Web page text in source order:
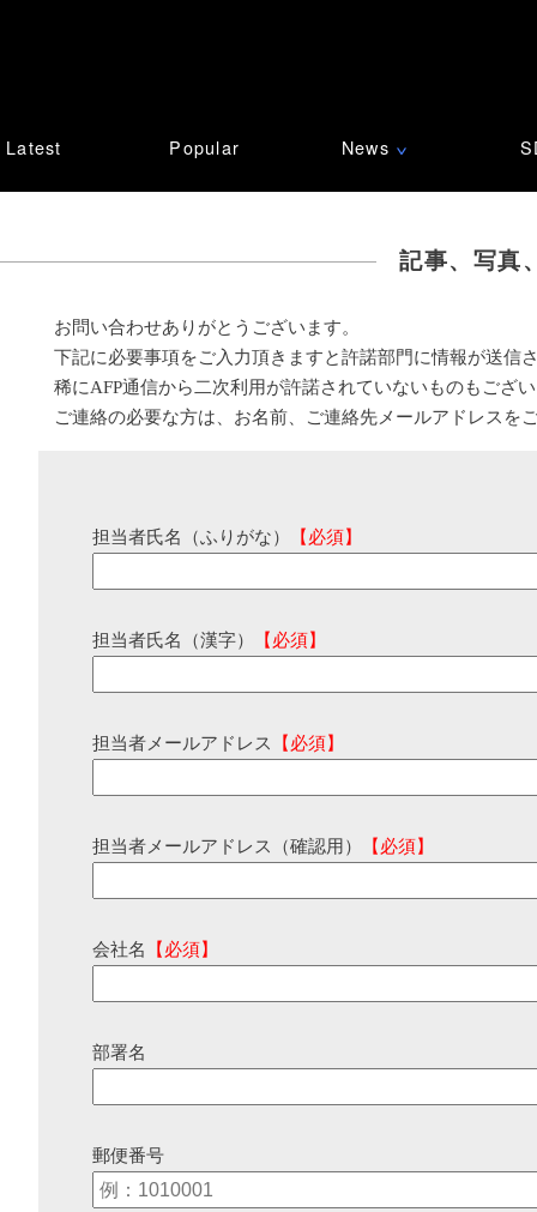
Latest Popular News ∨
記事、写真
お問い合わせありがとうございます。
下記に必要事項をご入力頂きますと許諾部門に情報が送信
稀にAFP通信から二次利用が許諾されていないものもござ
ご連絡の必要な方は、お名前、ご連絡先メールアドレスを
担当者氏名（ふりがな） 【必須】
担当者氏名（漢字） 【必須】
担当者メールアドレス 【必須】
担当者メールアドレス（確認用） 【必須】
会社名 【必須】
部署名
郵便番号